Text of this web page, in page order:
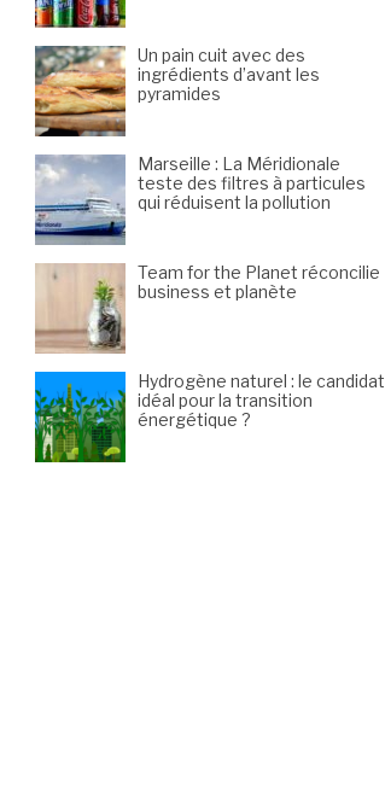
Un pain cuit avec des
ingrédients d’avant les
pyramides
Marseille : La Méridionale
teste des filtres à particules
qui réduisent la pollution
Team for the Planet réconcilie
business et planète
Hydrogène naturel : le candidat
idéal pour la transition
énergétique ?